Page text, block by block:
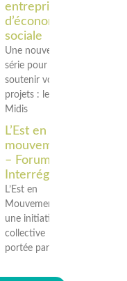
entreprises
d’économie
sociale
Une nouvelle
série pour
soutenir vos
projets : les
Midis
L’Est en
mouvement
– Forum
Interrégional
L’Est en
Mouvement est
une initiative
collective
portée par les